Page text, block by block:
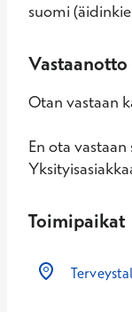
suomi
Vastaanotto
Otan vastaan
En ota
Toimipaikat